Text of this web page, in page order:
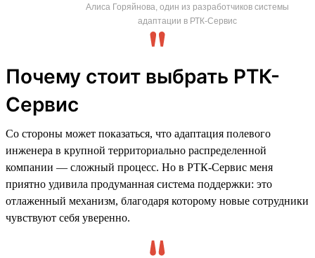
Алиса Горяйнова, один из разработчиков системы
адаптации в РТК-Сервис
Почему стоит выбрать РТК-
Сервис
Со стороны может показаться, что адаптация полевого
инженера в крупной территориально распределенной
компании — сложный процесс. Но в РТК-Сервис меня
приятно удивила продуманная система поддержки: это
отлаженный механизм, благодаря которому новые сотрудники
чувствуют себя уверенно.